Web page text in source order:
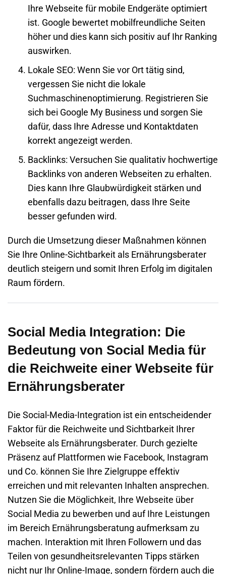
Ihre Webseite für mobile Endgeräte optimiert
ist. Google bewertet mobilfreundliche Seiten
höher und dies kann sich positiv auf Ihr Ranking
auswirken.
Lokale SEO: Wenn Sie vor Ort tätig sind,
vergessen Sie nicht die lokale
Suchmaschinenoptimierung. Registrieren Sie
sich bei Google My Business und sorgen Sie
dafür, dass Ihre Adresse und Kontaktdaten
korrekt angezeigt werden.
Backlinks: Versuchen Sie qualitativ hochwertige
Backlinks von anderen Webseiten zu erhalten.
Dies kann Ihre Glaubwürdigkeit stärken und
ebenfalls dazu beitragen, dass Ihre Seite
besser gefunden wird.
Durch die Umsetzung dieser Maßnahmen können
Sie Ihre Online-Sichtbarkeit als Ernährungsberater
deutlich steigern und somit Ihren Erfolg im digitalen
Raum fördern.
Social Media Integration: Die
Bedeutung von Social Media für
die Reichweite einer Webseite für
Ernährungsberater
Die Social-Media-Integration ist ein entscheidender
Faktor für die Reichweite und Sichtbarkeit Ihrer
Webseite als Ernährungsberater. Durch gezielte
Präsenz auf Plattformen wie Facebook, Instagram
und Co. können Sie Ihre Zielgruppe effektiv
erreichen und mit relevanten Inhalten ansprechen.
Nutzen Sie die Möglichkeit, Ihre Webseite über
Social Media zu bewerben und auf Ihre Leistungen
im Bereich Ernährungsberatung aufmerksam zu
machen. Interaktion mit Ihren Followern und das
Teilen von gesundheitsrelevanten Tipps stärken
nicht nur Ihr Online-Image, sondern fördern auch die